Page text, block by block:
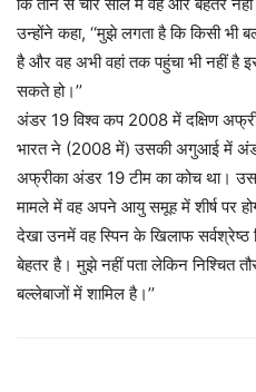
उन्होंने कहा, ‘‘मुझे लगता है कि किसी भी
है और वह अभी वहां तक पहुंचा भी नहीं
सकते हो।’’
अंडर 19 विश्व कप 2008 में दक्षिण
भारत ने (2008 में) उसकी अगुआई में अंडर
अफ्रीका अंडर 19 टीम का कोच था।
मामले में वह अपने आयु समूह में शीर्ष पर
देखा उनमें वह स्पिन के खिलाफ
बेहतर है। मुझे नहीं पता लेकिन निश्चित
बल्लेबाजों में शामिल है।’’